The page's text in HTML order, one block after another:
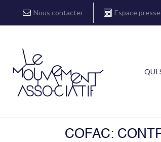
Nous contacter Espace presse
QUI
COFAC: